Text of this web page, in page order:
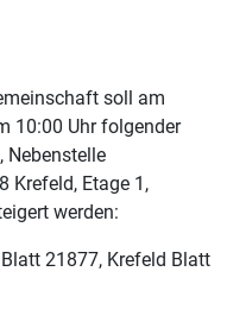
soll am
10:00 Uhr folgender
Nebenstelle
Krefeld, Etage 1,
werden:
21877, Krefeld Blatt